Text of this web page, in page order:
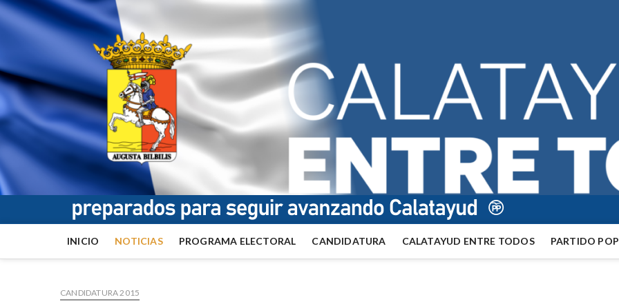
INICIO NOTICIAS PROGRAMA ELECTORAL CANDIDATURA CALATAYUD ENTRE TODOS PARTIDO
CANDIDATURA 2015